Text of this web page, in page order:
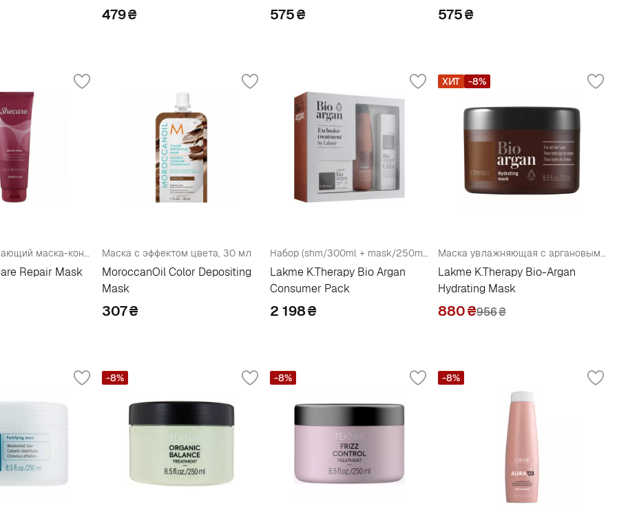
479₴ 575₴ 575₴
Восстанавливающий маска-конструктор для волос
Repair Mask
Маска с эффектом цвета, 30 мл
MoroccanOil Color Depositing
Mask
307₴
Набор (shm/300ml + mask/250ml + oil/125ml)
Lakme K.Therapy Bio Argan
Consumer Pack
2 198₴
Маска увлажняющая с аргановым маслом
Lakme K.Therapy Bio-Argan
Hydrating Mask
880₴956₴
ХИТ -8%
-8% -8% -8%